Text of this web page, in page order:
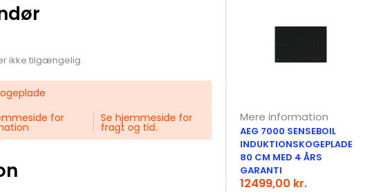
ikke tilgængelig
for Se hjemmeside for
fragt og tid.
Mere information
AEG 7000 SENSEBOIL
INDUKTIONSKOGEPLADE
80 CM MED 4 ÅRS
GARANTI
12499,00 kr.